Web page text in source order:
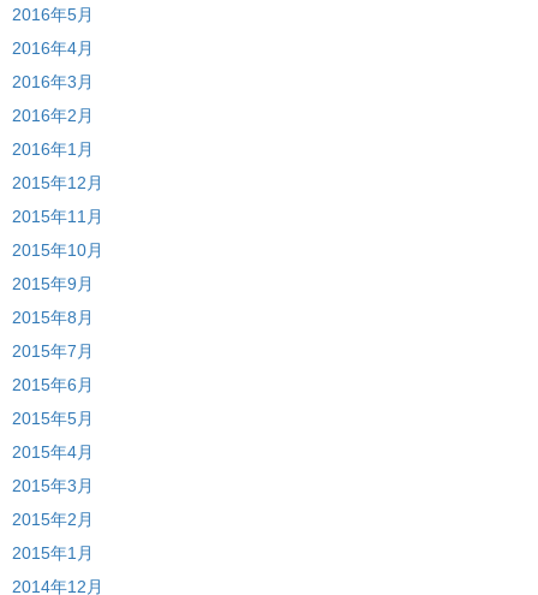
2016年5月
2016年4月
2016年3月
2016年2月
2016年1月
2015年12月
2015年11月
2015年10月
2015年9月
2015年8月
2015年7月
2015年6月
2015年5月
2015年4月
2015年3月
2015年2月
2015年1月
2014年12月